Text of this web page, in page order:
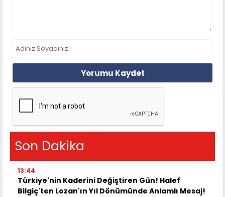
Yorumu Kaydet
Son Dakika
13:44
Türkiye'nin Kaderini Değiştiren Gün! Halef
Bilgiç'ten Lozan'ın Yıl Dönümünde Anlamlı Mesaj!